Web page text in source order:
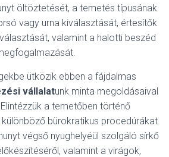
öltöztetését, a temetés típusának
vagy urna kiválasztását, értesítők
valamint a halotti beszéd
ütközik ebben a fájdalmas
vállalatunk minta megoldásaival
a temetőben történő
bürokratikus procedúrákat.
végső nyughelyéül szolgáló sírkő
valamint a virágok,